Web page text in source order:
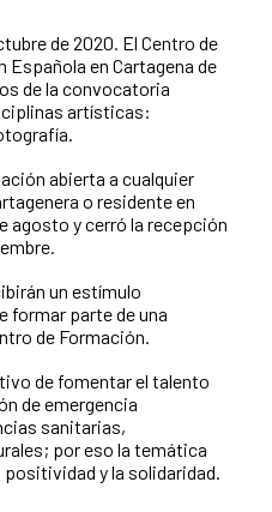
de 2020. El Centro de
Española en Cartagena de
de la convocatoria
artísticas:
abierta a cualquier
o residente en
agosto y cerró la recepción
un estímulo
formar parte de una
de Formación.
de fomentar el talento
de emergencia
sanitarias,
por eso la temática
y la solidaridad.